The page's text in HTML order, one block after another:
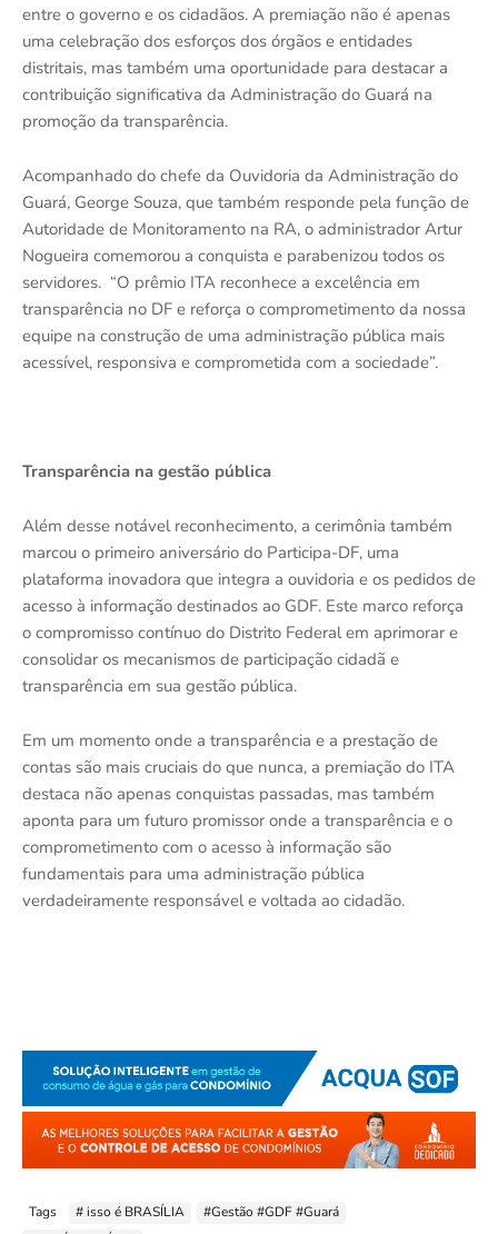
entre o governo e os cidadãos. A premiação não é apenas
uma celebração dos esforços dos órgãos e entidades
distritais, mas também uma oportunidade para destacar a
contribuição significativa da Administração do Guará na
promoção da transparência.
Acompanhado do chefe da Ouvidoria da Administração do
Guará, George Souza, que também responde pela função de
Autoridade de Monitoramento na RA, o administrador Artur
Nogueira comemorou a conquista e parabenizou todos os
servidores. “O prêmio ITA reconhece a excelência em
transparência no DF e reforça o comprometimento da nossa
equipe na construção de uma administração pública mais
acessível, responsiva e comprometida com a sociedade”.
Transparência na gestão pública
Além desse notável reconhecimento, a cerimônia também
marcou o primeiro aniversário do Participa-DF, uma
plataforma inovadora que integra a ouvidoria e os pedidos de
acesso à informação destinados ao GDF. Este marco reforça
o compromisso contínuo do Distrito Federal em aprimorar e
consolidar os mecanismos de participação cidadã e
transparência em sua gestão pública.
Em um momento onde a transparência e a prestação de
contas são mais cruciais do que nunca, a premiação do ITA
destaca não apenas conquistas passadas, mas também
aponta para um futuro promissor onde a transparência e o
comprometimento com o acesso à informação são
fundamentais para uma administração pública
verdadeiramente responsável e voltada ao cidadão.
Tags # isso é BRASÍLIA
#Gestão #GDF #Guará